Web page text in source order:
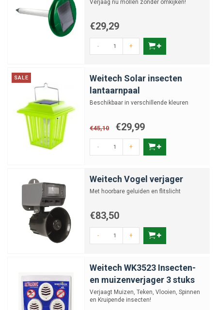
Verjaag nu mollen zonder omkijken!
€29,29
- +
SALE
Weitech Solar insecten
lantaarnpaal
Beschikbaar in verschillende kleuren
€45,10 €29,99
- +
Weitech Vogel verjager
Met hoorbare geluiden en flitslicht
€83,50
- +
Weitech WK3523 Insecten-
en muizenverjager 3 stuks
Verjaagt Muizen, Teken, Vlooien, Spinnen
en Kruipende insecten!